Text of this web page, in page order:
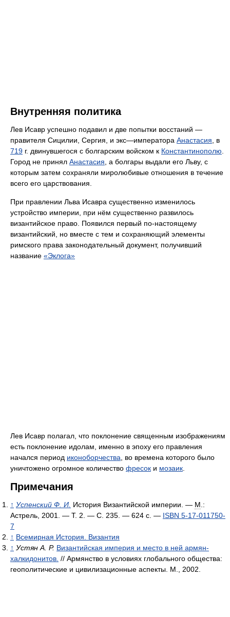
Внутренняя политика
Лев Исавр успешно подавил и две попытки восстаний —
правителя Сицилии, Сергия, и экс—императора Анастасия , в
719 г. двинувшегося с болгарским войском к Константинополю
Город не принял Анастасия , а болгары выдали его Льву, с
которым затем сохраняли миролюбивые отношения в течение
всего его царствования.
При правлении Льва Исавра существенно изменилось
устройство империи, при нём существенно развилось
византийское право. Появился первый по-настоящему
византийский, но вместе с тем и сохраняющий элементы
римского права законодательный документ, получивший
название «Эклога»
Лев Исавр полагал, что поклонение священным изображениям
есть поклонение идолам, именно в эпоху его правления
начался период иконоборчества , во времена которого было
уничтожено огромное количество фресок и мозаик
Примечания
↑ Успенский Ф. И. История Византийской империи. — М .:
Астрель, 2001. — Т. 2. — С. 235. — 624 с. — ISBN 5-17-011750-
7
↑ Всемирная История. Византия
↑ Устян А. Р. Византийская империя и место в ней армян-
халкидонитов. // Армянство в условиях глобального общества:
геополитические и цивилизационные аспекты. М., 2002.